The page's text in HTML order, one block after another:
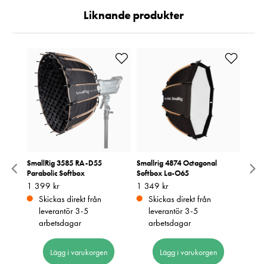
Liknande produkter
X-
SmallRig 3585 RA-D55
Parabolic Softbox
Pris:1 399 kr
1 399 kr
Skickas direkt från
leverantör 3-5
arbetsdagar
Lägg i varukorgen
Smallrig 4874 Octagonal
Softbox La-O65
Pris:1 349 kr
1 349 kr
Skickas direkt från
leverantör 3-5
arbetsdagar
Lägg i varukorgen